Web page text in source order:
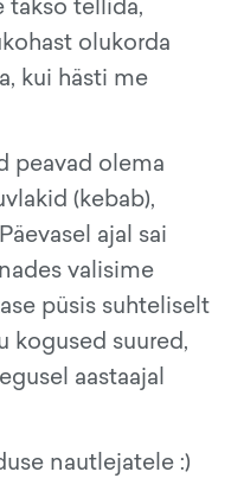
olukorda
kui hästi me
peavad olema
(kebab),
ajal sai
valisime
püsis suhteliselt
kogused suured,
aastaajal
nautlejatele :)